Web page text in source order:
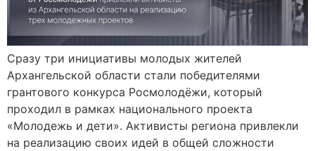
Сразу три инициативы молодых жителей
Архангельской области стали победителями
грантового конкурса Росмолодёжи, который
проходил в рамках национального проекта
«Молодежь и дети». Активисты региона привлекли
на реализацию своих идей в общей сложности